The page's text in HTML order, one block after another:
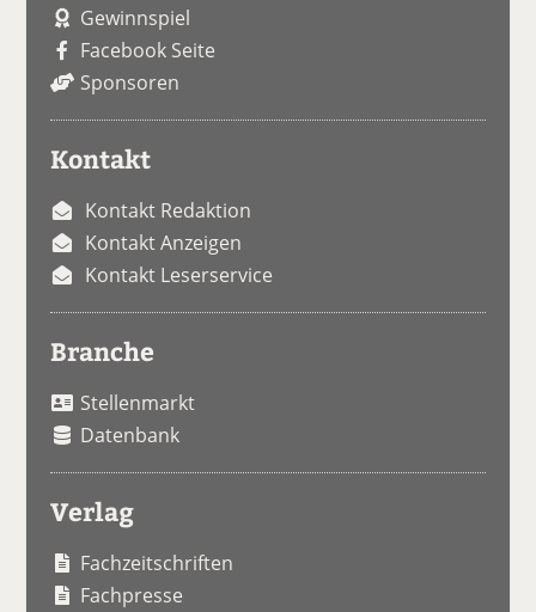
Gewinnspiel
Facebook Seite
Sponsoren
Kontakt
Kontakt Redaktion
Kontakt Anzeigen
Kontakt Leserservice
Branche
Stellenmarkt
Datenbank
Verlag
Fachzeitschriften
Fachpresse